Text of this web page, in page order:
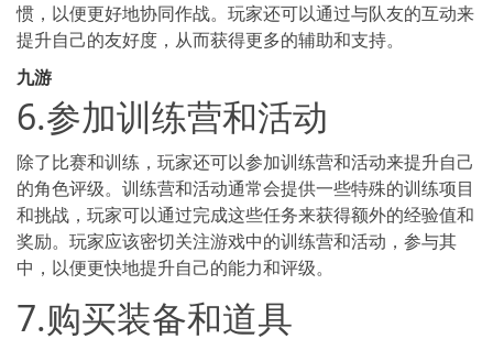
惯，以便更好地协同作战。玩家还可以通过与队友的互动来
提升自己的友好度，从而获得更多的辅助和支持。
九游
6.参加训练营和活动
除了比赛和训练，玩家还可以参加训练营和活动来提升自己
的角色评级。训练营和活动通常会提供一些特殊的训练项目
和挑战，玩家可以通过完成这些任务来获得额外的经验值和
奖励。玩家应该密切关注游戏中的训练营和活动，参与其
中，以便更快地提升自己的能力和评级。
7.购买装备和道具